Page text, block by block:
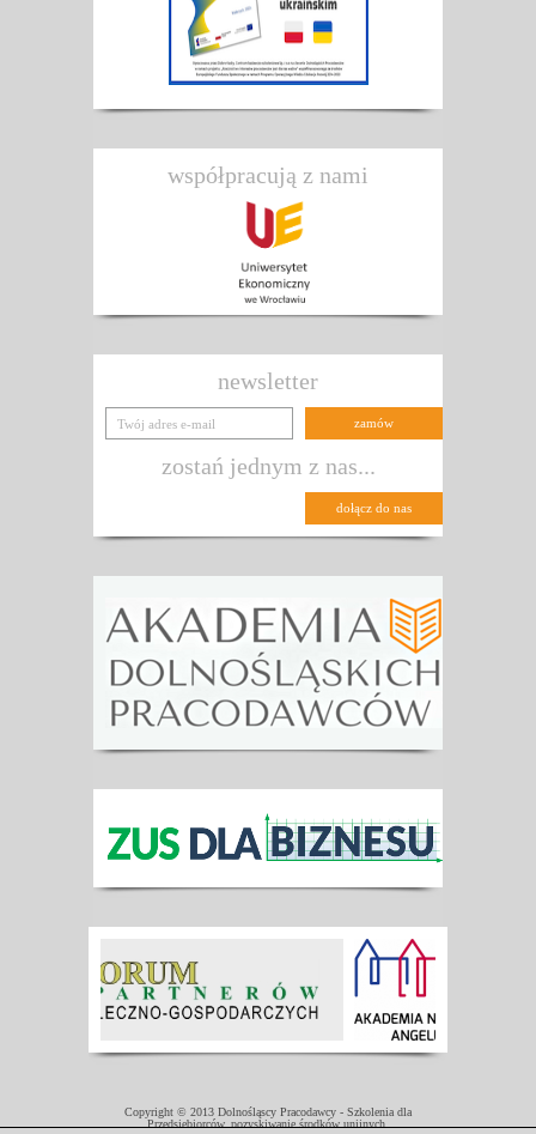
współpracują z nami
newsletter
zostań jednym z nas...
Copyright © 2013 Dolnośląscy Pracodawcy - Szkolenia dla
Przedsiębiorców, pozyskiwanie środków unijnych.